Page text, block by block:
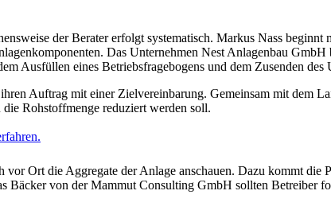
der Berater erfolgt systematisch. Markus Nass
Das Unternehmen Nest Anlagenbau
Ausfüllen eines Betriebsfragebogens und dem Zusenden des
Auftrag mit einer Zielvereinbarung. Gemeinsam mit dem
Rohstoffmenge reduziert werden soll.
vor Ort die Aggregate der Anlage anschauen. Dazu kommt die
Bäcker von der Mammut Consulting GmbH sollten Betreiber